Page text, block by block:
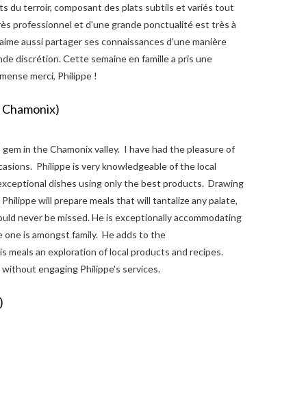
du terroir, composant des plats subtils et variés tout
professionnel et d'une grande ponctualité est très à
aussi partager ses connaissances d'une manière
discrétion. Cette semaine en famille a pris une
merci, Philippe !
in the Chamonix valley. I have had the pleasure of
Philippe is very knowledgeable of the local
dishes using only the best products. Drawing
will prepare meals that will tantalize any palate,
never be missed. He is exceptionally accommodating
one is amongst family. He adds to the
meals an exploration of local products and recipes.
engaging Philippe's services.